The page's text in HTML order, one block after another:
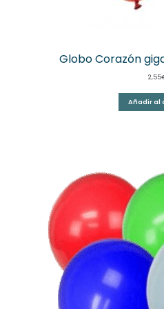
Globo Corazón
2,55
Añadir al